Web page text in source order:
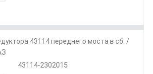
43114 переднего моста в сб. /
43114-2302015